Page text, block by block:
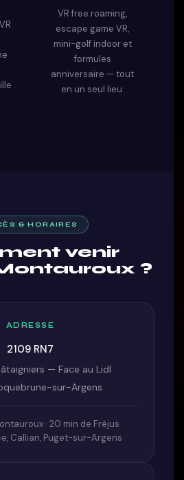
VR free roaming,
escape game VR,
mini-golf indoor et
formules
anniversaire — tout
en un seul lieu.
& HORAIRES
venir
?
ADRESSE
2109 RN7
— Face au Lidl
sur-Argens
· 20 min de Fréjus
Callian, Puget-sur-Argens